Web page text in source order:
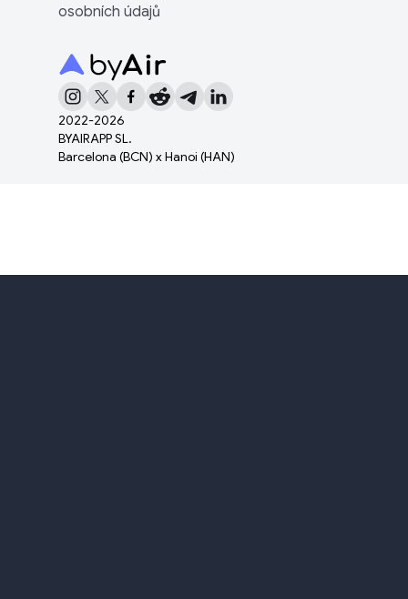
2022-2026
BYAIRAPP SL.
Barcelona (BCN) x Hanoi (HAN)
osobních údajů